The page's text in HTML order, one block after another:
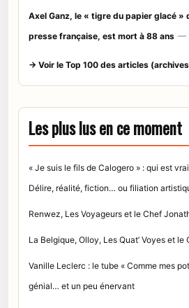
Axel Ganz, le « tigre du papier glacé »
presse française, est mort à 88 ans —
→ Voir le Top 100 des articles
Les plus lus en ce moment
« Je suis le fils de Calogero » : qui est
Délire, réalité, fiction… ou filiation
Renwez, Les Voyageurs et le Chef
La Belgique, Olloy, Les Quat’ Voyes et le
Vanille Leclerc : le tube « Comme mes
génial… et un peu énervant